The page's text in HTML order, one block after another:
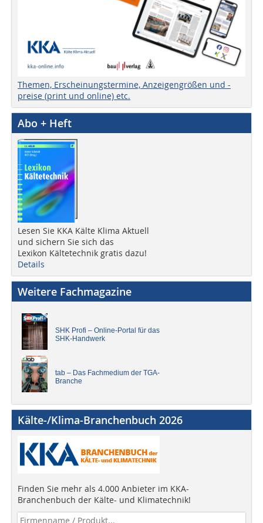
Themen, Erscheinungstermine, Anzeigengrößen und -
preise (print und online) etc.
Abo + Heft
Lesen Sie KKA Kälte Klima Aktuell
und sichern Sie sich das
Lexikon Kältetechnik gratis dazu!
Details
Weitere Fachmagazine
SHK Profi – Online-Portal für das
SHK-Handwerk
tab – Das Fachmedium der TGA-
Branche
Kälte-/Klima-Branchenbuch 2026
Finden Sie mehr als 4.000 Anbieter im KKA-
Branchenbuch der Kälte- und Klimatechnik!